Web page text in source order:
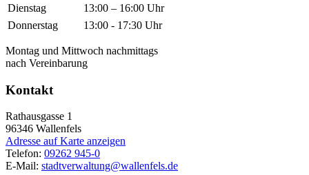
Dienstag
13:00 – 16:00 Uhr
Donnerstag
13:00 - 17:30 Uhr
Montag und Mittwoch nachmittags
nach Vereinbarung
Kontakt
Rathausgasse 1
96346 Wallenfels
Adresse auf Karte anzeigen
Telefon: 09262 945-0
E-Mail: stadtverwaltung@wallenfels.de